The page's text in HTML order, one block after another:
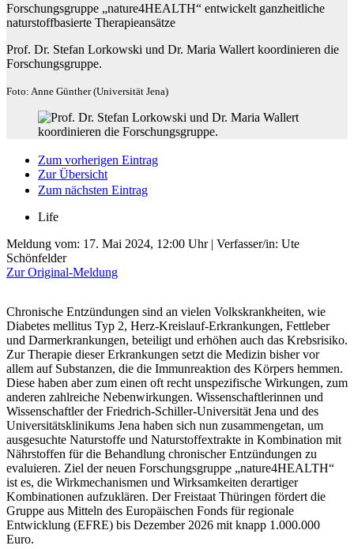
Forschungsgruppe „nature4HEALTH“ entwickelt ganzheitliche
naturstoffbasierte Therapieansätze
Prof. Dr. Stefan Lorkowski und Dr. Maria Wallert koordinieren die
Forschungsgruppe.
Foto: Anne Günther (Universität Jena)
Zum vorherigen Eintrag
Zur Übersicht
Zum nächsten Eintrag
Life
Meldung vom: 17. Mai 2024, 12:00 Uhr| Verfasser/in: Ute
Schönfelder
Zur Original-Meldung
Chronische Entzündungen sind an vielen Volkskrankheiten, wie
Diabetes mellitus Typ 2, Herz-Kreislauf-Erkrankungen, Fettleber
und Darmerkrankungen, beteiligt und erhöhen auch das Krebsrisiko.
Zur Therapie dieser Erkrankungen setzt die Medizin bisher vor
allem auf Substanzen, die die Immunreaktion des Körpers hemmen.
Diese haben aber zum einen oft recht unspezifische Wirkungen, zum
anderen zahlreiche Nebenwirkungen. Wissenschaftlerinnen und
Wissenschaftler der Friedrich-Schiller-Universität Jena und des
Universitätsklinikums Jena haben sich nun zusammengetan, um
ausgesuchte Naturstoffe und Naturstoffextrakte in Kombination mit
Nährstoffen für die Behandlung chronischer Entzündungen zu
evaluieren. Ziel der neuen Forschungsgruppe „nature4HEALTH“
ist es, die Wirkmechanismen und Wirksamkeiten derartiger
Kombinationen aufzuklären. Der Freistaat Thüringen fördert die
Gruppe aus Mitteln des Europäischen Fonds für regionale
Entwicklung (EFRE) bis Dezember 2026 mit knapp 1.000.000
Euro.